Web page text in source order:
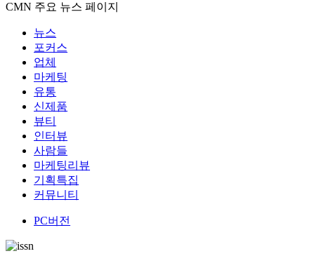
CMN 주요 뉴스 페이지
뉴스
포커스
업체
마케팅
유통
신제품
뷰티
인터뷰
사람들
마케팅리뷰
기획특집
커뮤니티
PC버전